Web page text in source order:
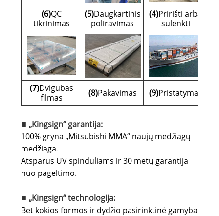
(6)QC
tikrinimas
(5)Daugkartinis
poliravimas
(4)Pririšti arba
sulenkti
(7)Dvigubas
filmas
(8)Pakavimas (9)Pristatymas
■ „Kingsign“ garantija:
100% gryna „Mitsubishi MMA“ naujų medžiagų
medžiaga.
Atsparus UV spinduliams ir 30 metų garantija
nuo pageltimo.
■ „Kingsign“ technologija:
Bet kokios formos ir dydžio pasirinktinė gamyba